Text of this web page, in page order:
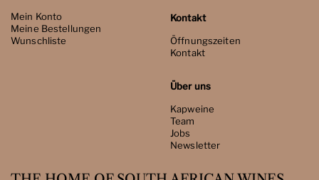
Mein Konto
Meine Bestellungen
Wunschliste
Kontakt
Öffnungszeiten
Kontakt
Über uns
Kapweine
Team
Jobs
Newsletter